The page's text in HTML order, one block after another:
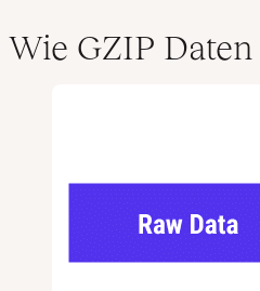
Wie GZIP